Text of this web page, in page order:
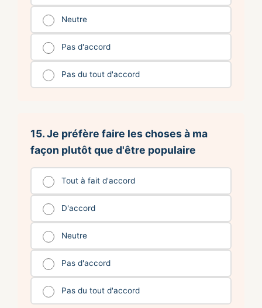
Neutre
Pas d'accord
Pas du tout d'accord
15. Je préfère faire les choses à ma
façon plutôt que d'être populaire
Tout à fait d'accord
D'accord
Neutre
Pas d'accord
Pas du tout d'accord